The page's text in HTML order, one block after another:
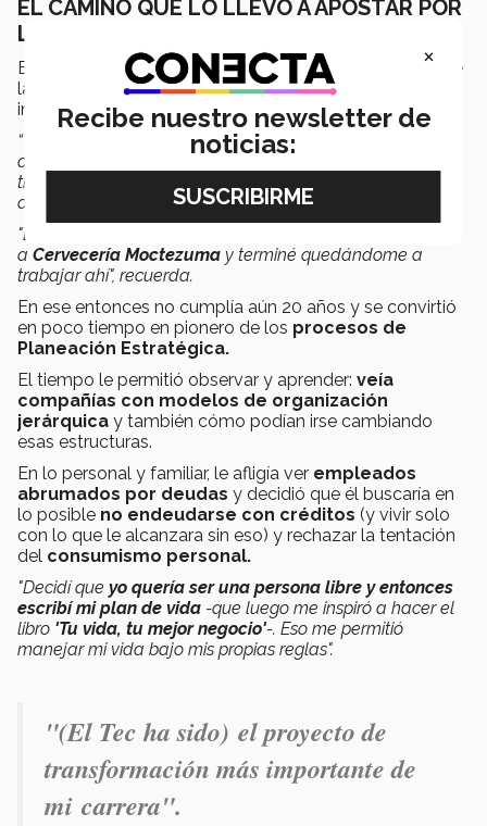
EL CAMINO QUE LO LLEVÓ A APOSTAR POR
LAS PERSONAS
En 1972, Salvador egresó comoi ngeniero químico
de
la UNAM. El inicio de su trayectoria profesional lo hizo
incursionar en nuevas áreas.
“Yo
soy emprendedor por naturaleza
de esferas de Navidad y tenía problemas de capital de
trabajo porque produces en el año para vender a fin de
año.
"En esa época acompañé a un amigo a una entrevista
a Cervecería Moctezuma y terminé quedándome a
trabajar ahí", recuerda.
En ese entonces no cumplía aún 20 años y se convirtió
en poco tiempo en pionero de los procesos de
Planeación Estratégica.
El tiempo le permitió observar y aprender: veía
compañías con modelos de organización
jerárquica y también cómo podían irse cambiando
esas estructuras.
En lo personal y familiar, le afligía ver empleados
abrumados por deudas y decidió que él buscaría en
lo posible no endeudarse con créditos (y vivir solo
con lo que le alcanzara sin eso) y rechazar la tentación
del consumismo personal.
"Decidí que yo quería ser una persona libre y entonces
escribími plan de vida -que luego me inspiró a hacer el
libro 'Tu vida, tu mejor negocio'-. Eso me permitió
manejar mi vida bajo mis propias reglas".
"(El Tec ha sido) el proyecto de
transformación más importante de
mi carrera".
×
Recibe nuestro newsletter de
noticias: